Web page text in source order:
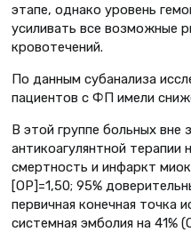
этапе, однако уровень
усиливать все возможные
кровотечений.
По данным субанализа
пациентов с ФП имели
В этой группе больных вне
антикоагулянтной
смертность и инфаркт
[ОР]=1,50; 95%
первичная конечная точка
системная эмболия на 41%